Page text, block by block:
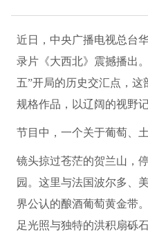
近日，中央广播电视总台
录片《大西北》震撼播出
五”开局的历史交汇点，
规格作品，以辽阔的视野
节目中，一个关于葡萄、
镜头掠过苍茫的贺兰山，
园。这里与法国波尔多、
界公认的酿酒葡萄黄金带
足光照与独特的洪积扇砾